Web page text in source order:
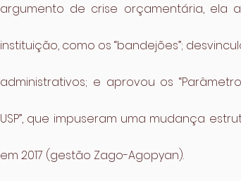
argumento de crise orçamentária, ela
instituição, como os “bandejões”;
administrativos; e aprovou os
USP”, que impuseram uma mudança
em 2017 (gestão Zago-Agopyan).